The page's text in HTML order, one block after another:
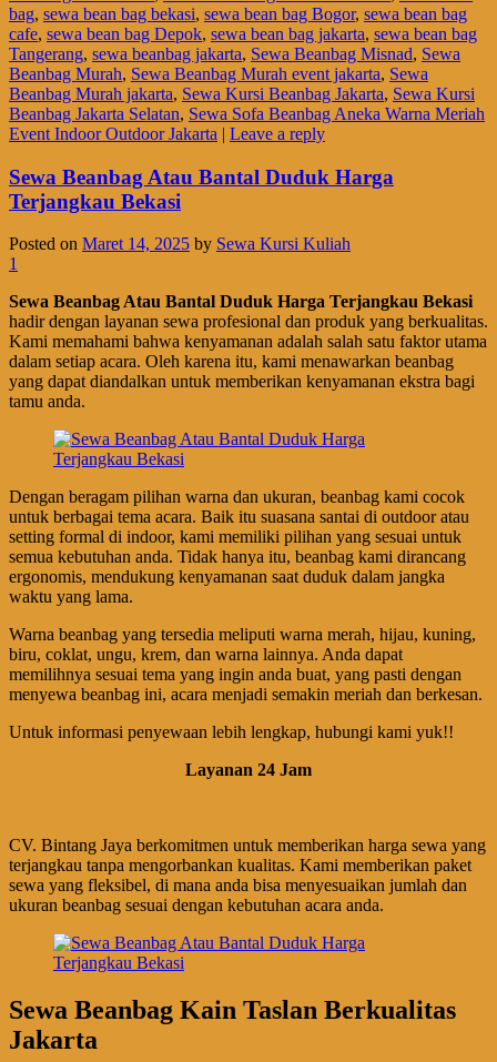
bag, sewa bean bag bekasi, sewa bean bag Bogor, sewa bean bag
cafe, sewa bean bag Depok, sewa bean bag jakarta, sewa bean bag
Tangerang, sewa beanbag jakarta, Sewa Beanbag Misnad, Sewa
Beanbag Murah, Sewa Beanbag Murah event jakarta, Sewa
Beanbag Murah jakarta, Sewa Kursi Beanbag Jakarta, Sewa Kursi
Beanbag Jakarta Selatan, Sewa Sofa Beanbag Aneka Warna Meriah
Event Indoor Outdoor Jakarta | Leave a reply
Sewa Beanbag Atau Bantal Duduk Harga
Terjangkau Bekasi
Posted on Maret 14, 2025 by Sewa Kursi Kuliah
1
Sewa Beanbag Atau Bantal Duduk Harga Terjangkau Bekasi
hadir dengan layanan sewa profesional dan produk yang berkualitas.
Kami memahami bahwa kenyamanan adalah salah satu faktor utama
dalam setiap acara. Oleh karena itu, kami menawarkan beanbag
yang dapat diandalkan untuk memberikan kenyamanan ekstra bagi
tamu anda.
Dengan beragam pilihan warna dan ukuran, beanbag kami cocok
untuk berbagai tema acara. Baik itu suasana santai di outdoor atau
setting formal di indoor, kami memiliki pilihan yang sesuai untuk
semua kebutuhan anda. Tidak hanya itu, beanbag kami dirancang
ergonomis, mendukung kenyamanan saat duduk dalam jangka
waktu yang lama.
Warna beanbag yang tersedia meliputi warna merah, hijau, kuning,
biru, coklat, ungu, krem, dan warna lainnya. Anda dapat
memilihnya sesuai tema yang ingin anda buat, yang pasti dengan
menyewa beanbag ini, acara menjadi semakin meriah dan berkesan.
Untuk informasi penyewaan lebih lengkap, hubungi kami yuk!!
Layanan 24 Jam
CV. Bintang Jaya berkomitmen untuk memberikan harga sewa yang
terjangkau tanpa mengorbankan kualitas. Kami memberikan paket
sewa yang fleksibel, di mana anda bisa menyesuaikan jumlah dan
ukuran beanbag sesuai dengan kebutuhan acara anda.
Sewa Beanbag Kain Taslan Berkualitas
Jakarta